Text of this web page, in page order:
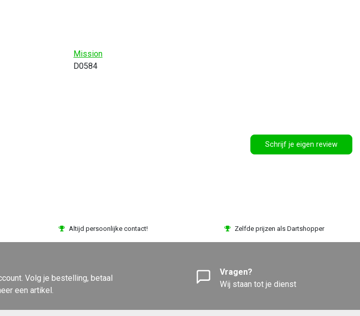
Mission
D0584
Schrijf je eigen review
Altijd persoonlijke contact! Zelfde prijzen als Dartshopper
Volg je bestelling, betaal
een artikel.
Vragen?
Wij staan tot je dienst